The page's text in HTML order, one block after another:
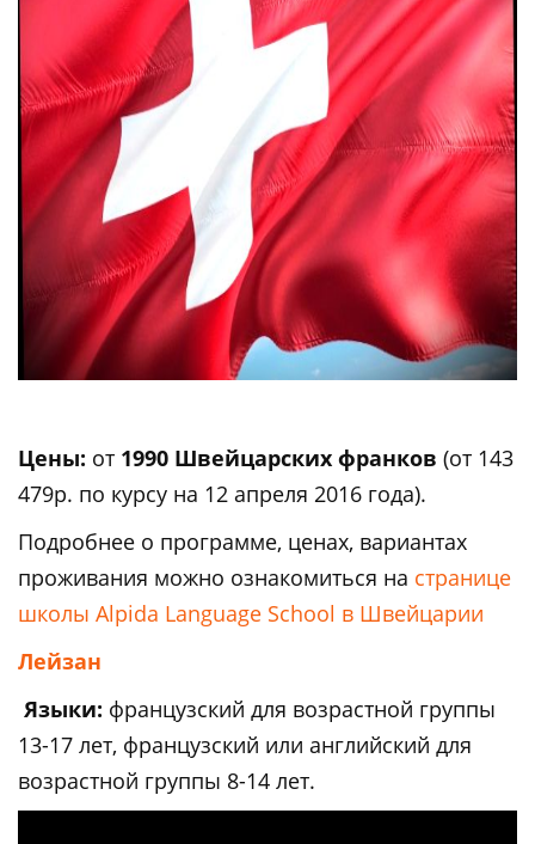
Цены: от 1990 Швейцарских франков (от 143
479р. по курсу на 12 апреля 2016 года).
Подробнее о программе, ценах, вариантах
проживания можно ознакомиться на странице
школы Alpida Language School в Швейцарии
Лейзан
Языки: французский для возрастной группы
13-17 лет, французский или английский для
возрастной группы 8-14 лет.